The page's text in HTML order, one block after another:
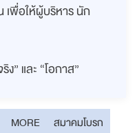
พื่อให้ผู้บริหาร นัก
” และ “โอกาส”
MORE สมาคมโบรก